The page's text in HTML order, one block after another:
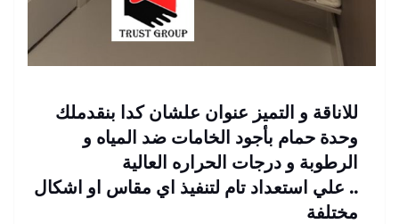
للاناقة و التميز عنوان علشان كدا بنقدملك
وحدة حمام بأجود الخامات ضد المياه و
الرطوبة و درجات الحراره العالية
.. علي استعداد تام لتنفيذ اي مقاس او اشكال
مختلفة